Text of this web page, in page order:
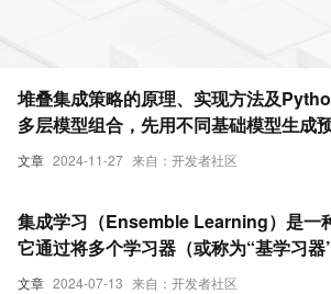
文章 2024-11-27 来自：开发者社区
堆叠集成策略的原理、实现方法及
多层模型组合，先用不同基础模型生成
整合这些预测，提升模型性能
文章 2024-07-13 来自：开发者社区
集成学习（Ensemble Learning）是一
它通过将多个学习器（或称为“基学习器
预测结果结合起来，以提高整体预测性能